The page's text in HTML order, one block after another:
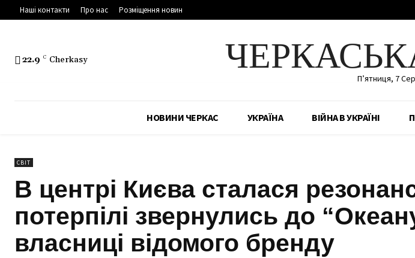
Наші контакти Про нас Розміщення новин
22.9 C Cherkasy
П’ятниця, 7
НОВИНИ ЧЕРКАС УКРАЇНА ВІЙНА В УКРАЇНІ
СВІТ
В центрі Києва сталася
потерпілі звернулись до
власниці відомого бренду